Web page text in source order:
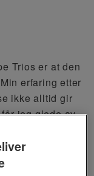
Trios er at den
erfaring etter
ikke alltid gir
jeg glede av